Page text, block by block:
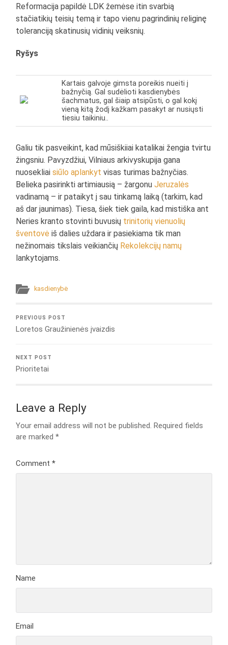
Reformacija papildė LDK žemėse itin svarbią
stačiatikių teisių temą ir tapo vienu pagrindinių religinę
toleranciją skatinusių vidinių veiksnių.
Ryšys
Kartais galvoje gimsta poreikis nueiti į
bažnyčią. Gal sudėlioti kasdienybės
šachmatus, gal šiaip atsipūsti, o gal kokį
vieną kitą žodį kažkam pasakyt ar nusiųsti
tiesiu taikiniu..
Galiu tik pasveikint, kad mūsiškiiai katalikai žengia tvirtu
žingsniu. Pavyzdžiui, Vilniaus arkivyskupija gana
nuosekliaisiūlo aplankyt visas turimas bažnyčias.
Belieka pasirinkti artimiausią – žargonuJeruzalės
vadinamą – ir pataikyt į sau tinkamą laiką (tarkim, kad
aš dar jaunimas). Tiesa, šiek tiek gaila, kad mistiška ant
Neries kranto stovinti buvusių trinitorių vienuolių
šventovė iš dalies uždara ir pasiekiama tik man
nežinomais tikslais veikiančių Rekolekcijų namų
lankytojams.
kasdienybė
PREVIOUS POST
Loretos Graužinienės įvaizdis
NEXT POST
Prioritetai
Leave a Reply
Your email address will not be published. Required fields
are marked*
Comment*
Name
Email